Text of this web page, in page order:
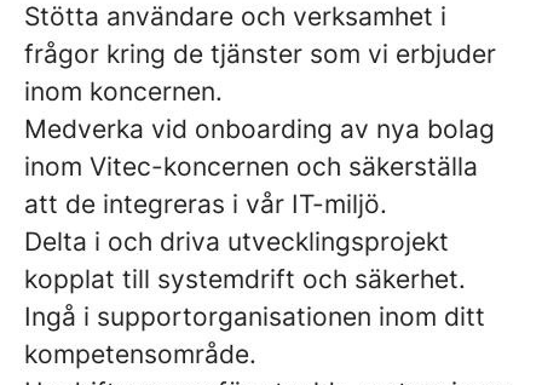
Stötta användare och verksamhet i
frågor kring de tjänster som vi erbjuder
inom koncernen.
Medverka vid onboarding av nya bolag
inom Vitec-koncernen och säkerställa
att de integreras i vår IT-miljö.
Delta i och driva utvecklingsprojekt
kopplat till systemdrift och säkerhet.
Ingå i supportorganisationen inom ditt
kompetensområde.